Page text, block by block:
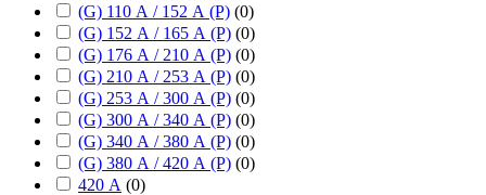
(G) 110 А / 152 А (P) (0)
(G) 152 А / 165 А (P) (0)
(G) 176 А / 210 А (P) (0)
(G) 210 А / 253 А (P) (0)
(G) 253 А / 300 А (P) (0)
(G) 300 А / 340 А (P) (0)
(G) 340 А / 380 А (P) (0)
(G) 380 А / 420 А (P) (0)
420 А (0)